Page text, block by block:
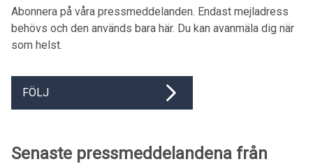
Abonnera på våra pressmeddelanden. Endast mejladress
behövs och den används bara här. Du kan avanmäla dig när
som helst.
FÖLJ
Senaste pressmeddelandena från